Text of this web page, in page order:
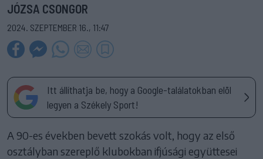
JÓZSA CSONGOR
2024. SZEPTEMBER 16., 11:47
Itt állíthatja be, hogy a Google-találatokban elöl
legyen a Székely Sport!
A 90-es években bevett szokás volt, hogy az első
osztályban szereplő klubokban ifjúsági együttesei